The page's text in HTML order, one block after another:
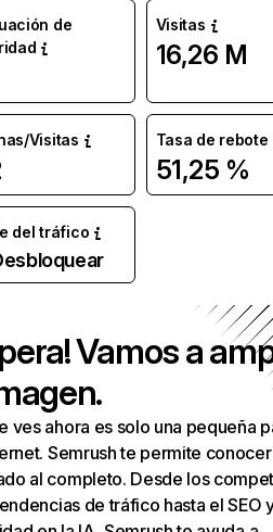
de
Visitas
16,26 M
Visitas Tasa de rebote
51,25 %
del tráfico
Vamos a
ves ahora es solo una pequeña
Semrush te permite
al completo. Desde los
de tráfico hasta el SEO